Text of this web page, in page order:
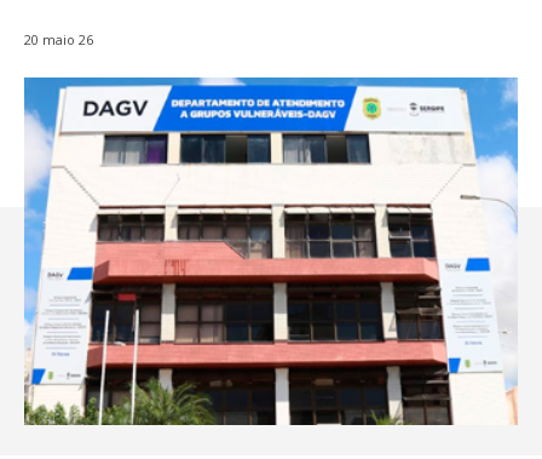
20 maio 26